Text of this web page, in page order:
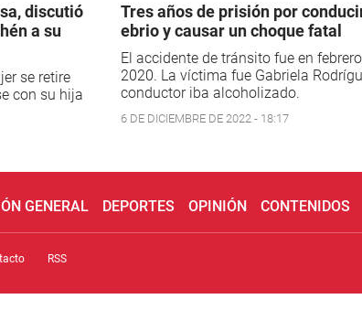
discutió
a su
se retire
con su hija
Tres años de prisión por
ebrio y causar un choque fatal
El accidente de tránsito fue en
2020. La víctima fue Gabriela
conductor iba alcoholizado.
6 DE DICIEMBRE DE 2022 - 18:17
GENERAL DEPORTES OPINIÓN CONTENIDOS
RSS